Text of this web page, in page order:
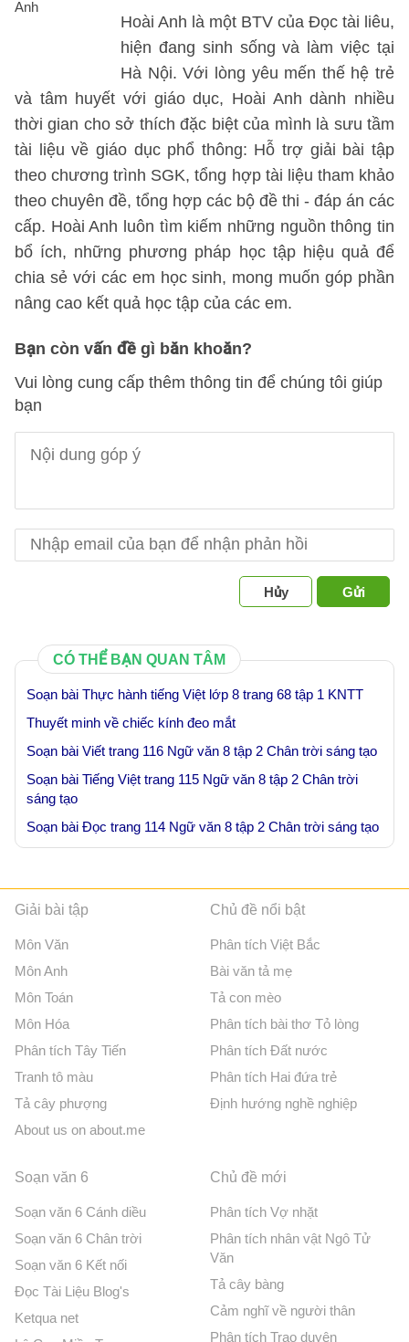
Hoài Anh là một BTV của Đọc tài liêu,
hiện đang sinh sống và làm việc tại
Hà Nội. Với lòng yêu mến thế hệ trẻ
và tâm huyết với giáo dục, Hoài Anh dành nhiều
thời gian cho sở thích đặc biệt của mình là sưu tầm
tài liệu về giáo dục phổ thông: Hỗ trợ giải bài tập
theo chương trình SGK, tổng hợp tài liệu tham khảo
theo chuyên đề, tổng hợp các bộ đề thi - đáp án các
cấp. Hoài Anh luôn tìm kiếm những nguồn thông tin
bổ ích, những phương pháp học tập hiệu quả để
chia sẻ với các em học sinh, mong muốn góp phần
nâng cao kết quả học tập của các em.
Bạn còn vấn đề gì băn khoăn?
Vui lòng cung cấp thêm thông tin để chúng tôi giúp
bạn
Hủy Gửi
CÓ THỂ BẠN QUAN TÂM
Soạn bài Thực hành tiếng Việt lớp 8 trang 68 tập 1 KNTT
Thuyết minh về chiếc kính đeo mắt
Soạn bài Viết trang 116 Ngữ văn 8 tập 2 Chân trời sáng tạo
Soạn bài Tiếng Việt trang 115 Ngữ văn 8 tập 2 Chân trời
sáng tạo
Soạn bài Đọc trang 114 Ngữ văn 8 tập 2 Chân trời sáng tạo
Giải bài tập
Môn Văn
Môn Anh
Môn Toán
Môn Hóa
Phân tích Tây Tiến
Tranh tô màu
Tả cây phượng
About us on about.me
Chủ đề nổi bật
Phân tích Việt Bắc
Bài văn tả mẹ
Tả con mèo
Phân tích bài thơ Tỏ lòng
Phân tích Đất nước
Phân tích Hai đứa trẻ
Định hướng nghề nghiệp
Soạn văn 6
Soạn văn 6 Cánh diều
Soạn văn 6 Chân trời
Soạn văn 6 Kết nối
Đọc Tài Liệu Blog's
Ketqua net
Chủ đề mới
Phân tích Vợ nhặt
Phân tích nhân vật Ngô Tử
Văn
Tả cây bàng
Cảm nghĩ về người thân
Phân tích Trao duyên